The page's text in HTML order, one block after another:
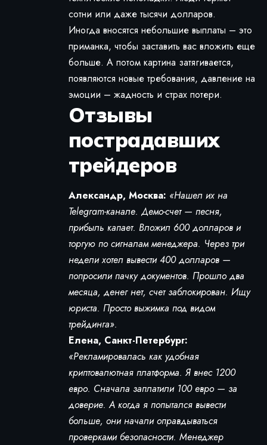
сотни или даже тысячи долларов.
Иногда вносятся небольшие выплаты – это
приманка, чтобы заставить вас вложить еще
больше. А потом картина затягивается,
появляются новые требования, давление на
эмоции – жадность и страх потери.
Отзывы
пострадавших
трейдеров
Александр, Москва: «Нашел их на
Telegram-канале. Демо-счет — песня,
прибыль капает. Вложил 600 долларов и
торгую по сигналам менеджера. Через три
недели хотел вывести 400 долларов —
попросили пачку документов. Прошло два
месяца, денег нет, счет заблокирован. Ищу
юриста. Просто выжимка под видом
трейдинга».
Елена, Санкт-Петербург:
«Рекламировалась как удобная
криптовалютная платформа. Я внес 1200
евро. Сначала заплатили 100 евро — за
доверие. А когда я попытался вывести
больше, они начали оправдываться
проверками безопасности. Менеджер